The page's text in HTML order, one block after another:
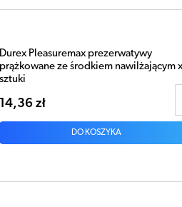
PREZERWATYWA DUREX Performa x 12
sztuk
47,52 zł
DO KOSZYKA